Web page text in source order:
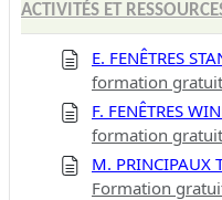
ACTIVITÉS ET
E. FENÊTRES
formation
F. FENÊTRES
formation
M. PRINCIPAUX
Formation